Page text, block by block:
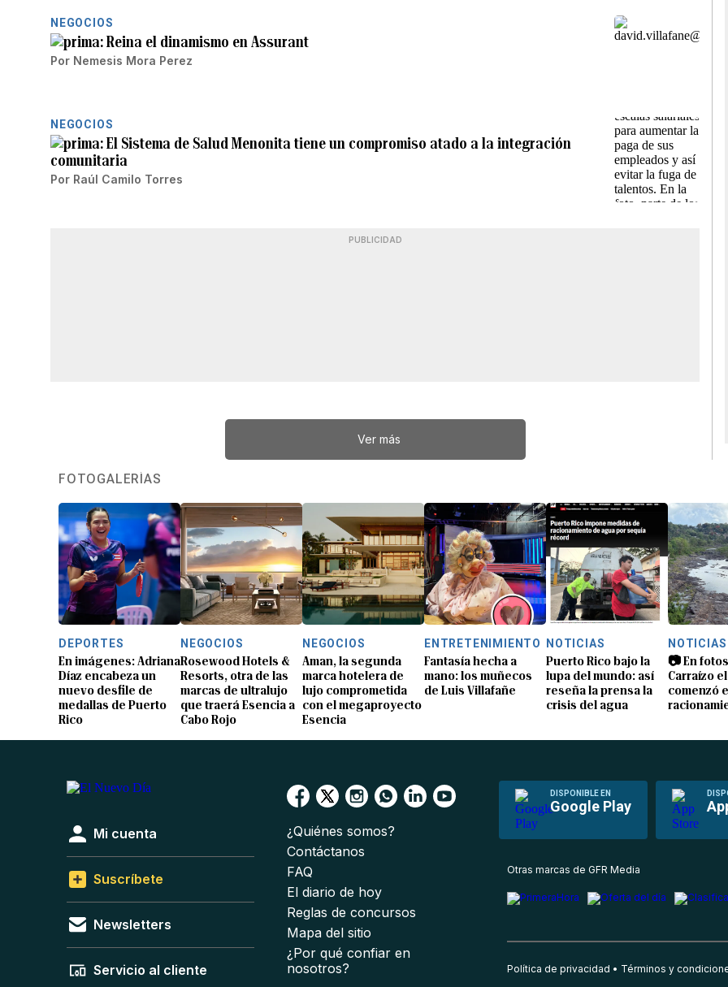
NEGOCIOS
Reina el dinamismo en Assurant
Por Nemesis Mora Perez
NEGOCIOS
El Sistema de Salud Menonita tiene un compromiso atado a la integración
comunitaria
Por Raúl Camilo Torres
PUBLICIDAD
Ver más
FOTOGALERÍAS
DEPORTES
En imágenes: Adriana
Díaz encabeza un
nuevo desfile de
medallas de Puerto
Rico
NEGOCIOS
Rosewood Hotels &
Resorts, otra de las
marcas de ultralujo
que traerá Esencia a
Cabo Rojo
NEGOCIOS
Aman, la segunda
marca hotelera de
lujo comprometida
con el megaproyecto
Esencia
ENTRETENIMIENTO
Fantasía hecha a
mano: los muñecos
de Luis Villafañe
NOTICIAS
Puerto Rico bajo la
lupa del mundo: así
reseña la prensa la
crisis del agua
NOTICIAS
📷 En
Carraízo
comenzó
DISPONIBLE EN
Google Play
Mi cuenta
Suscríbete
Newsletters
Servicio al cliente
¿Quiénes somos?
Contáctanos
FAQ
El diario de hoy
Reglas de concursos
Mapa del sitio
¿Por qué confiar en
nosotros?
Otras marcas de GFR Media
Política de privacidad Términos y